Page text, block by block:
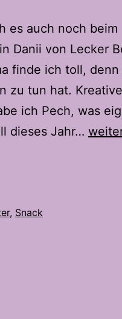
es auch noch beim
Danii von Lecker
finde ich toll, denn
zu tun hat. Kreative
ich Pech, was
dieses Jahr…
, Snack